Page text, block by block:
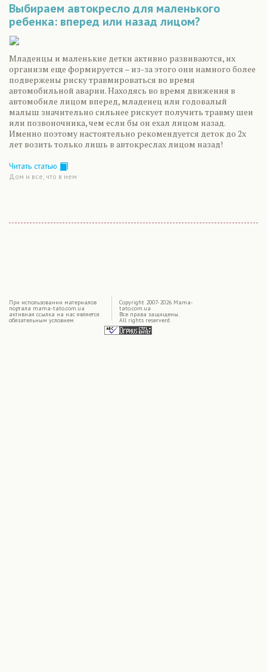
Выбираем автокресло для маленького
ребенка: вперед или назад лицом?
Младенцы и маленькие детки активно развиваются, их
организм еще формируется – из-за этого они намного более
подвержены риску травмироваться во время
автомобильной аварии. Находясь во время движения в
автомобиле лицом вперед, младенец или годовалый
малыш значительно сильнее рискует получить травму шеи
или позвоночника, чем если бы он ехал лицом назад.
Именно поэтому настоятельно рекомендуется деток до 2х
лет возить только лишь в автокреслах лицом назад!
Читать статью
Дом и все, что в нем
При использовании материалов
портала mama-tato.com.ua
активная ссылка на нас является
обязательным условием
Copyright 2007-2026 Mama-
tato.com.ua
Все права защищены.
All rights reserverd.